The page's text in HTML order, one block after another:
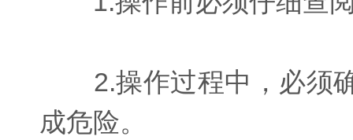
2.操作过程中，必须确
成危险。